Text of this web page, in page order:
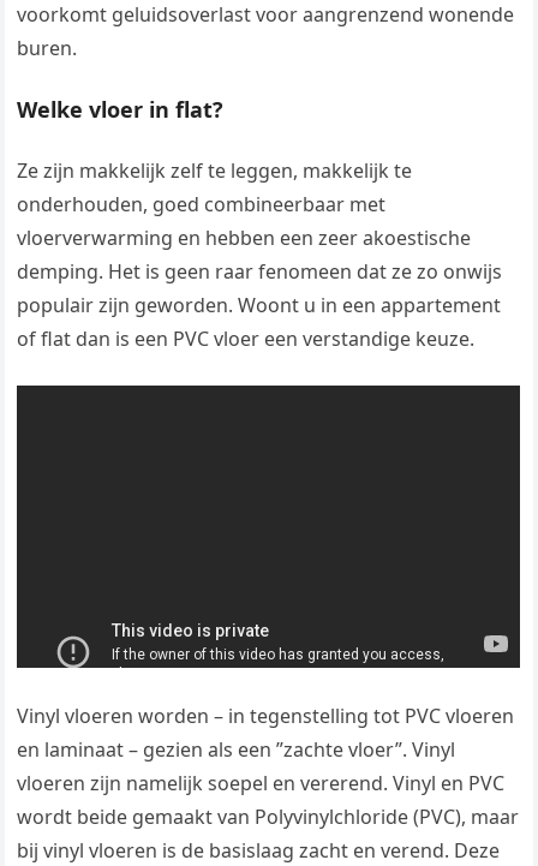
voorkomt geluidsoverlast voor aangrenzend wonende
buren.
Welke vloer in flat?
Ze zijn makkelijk zelf te leggen, makkelijk te
onderhouden, goed combineerbaar met
vloerverwarming en hebben een zeer akoestische
demping. Het is geen raar fenomeen dat ze zo onwijs
populair zijn geworden. Woont u in een appartement
of flat dan is een PVC vloer een verstandige keuze.
Vinyl vloeren worden – in tegenstelling tot PVC vloeren
en laminaat – gezien als een ”zachte vloer”. Vinyl
vloeren zijn namelijk soepel en vererend. Vinyl en PVC
wordt beide gemaakt van Polyvinylchloride (PVC), maar
bij vinyl vloeren is de basislaag zacht en verend. Deze